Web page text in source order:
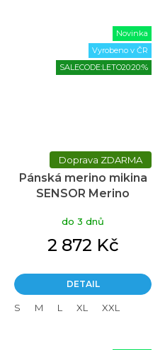
Novinka
Vyrobeno v ČR
SALECODE:LETO20:20:%
ZDARMA
Pánská merino mikina
SENSOR Merino
do 3 dnů
2 872 Kč
DETAIL
S M L XL XXL